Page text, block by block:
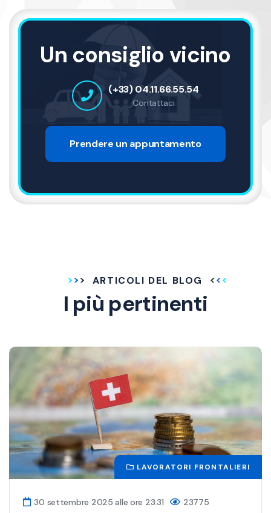
Un consiglio vicino
(+33) 04.11.66.55.54
Contattaci
Prendere un appuntamento
ARTICOLI DEL BLOG
I più pertinenti
LAVORATORI FRONTALIERI
30 settembre 2025 alle ore 23:31 23775